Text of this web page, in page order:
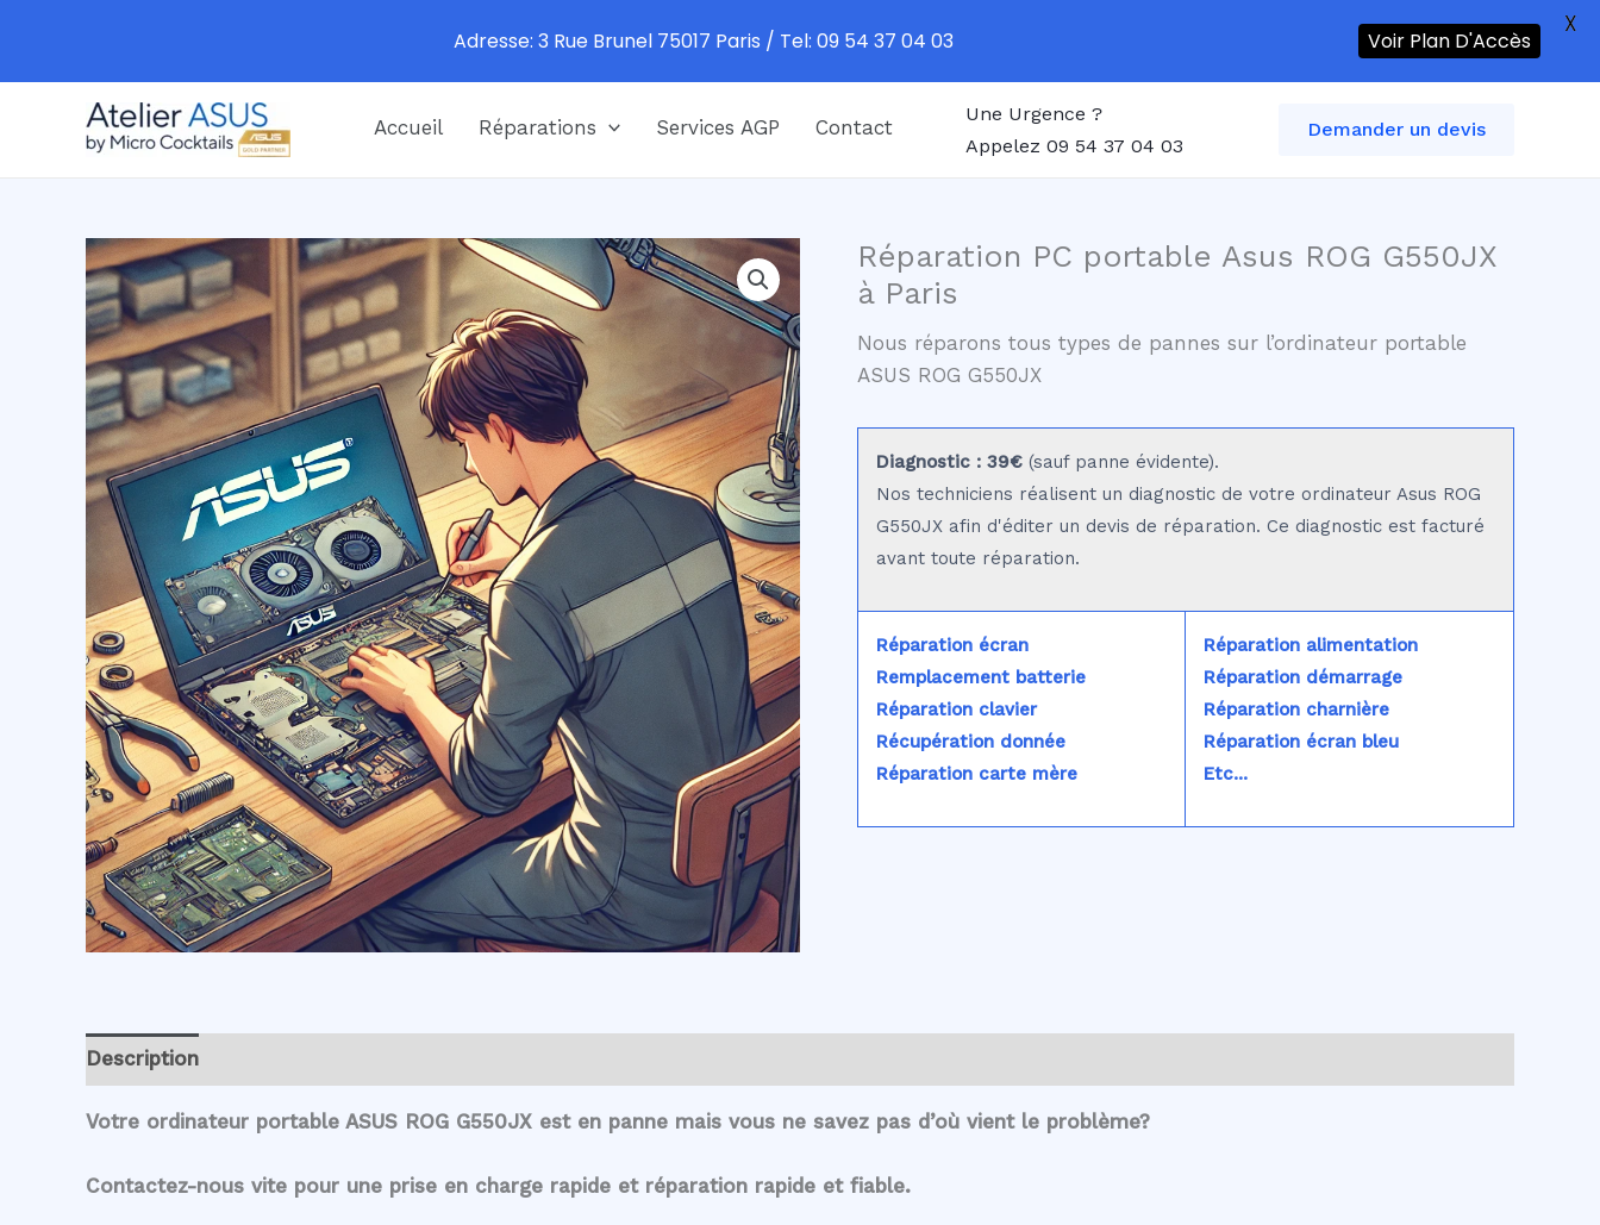
Accueil Réparations Services AGP Contact
Une Urgence ?
Appelez 09 54 37 04 03
Demander un devis
Réparation PC portable Asus ROG G550JX
à Paris
Nous réparons tous types de pannes sur l’ordinateur portable
ASUS ROG G550JX
Diagnostic : 39€ (sauf panne évidente).
Nos techniciens réalisent un diagnostic de votre ordinateur Asus ROG
G550JX afin d'éditer un devis de réparation. Ce diagnostic est facturé
avant toute réparation.
Réparation écran
Remplacement batterie
Réparation clavier
Récupération donnée
Réparation carte mère
Réparation alimentation
Réparation démarrage
Réparation charnière
Réparation écran bleu
Etc...
Description
Votre ordinateur portable ASUS ROG G550JX est en panne mais vous ne savez pas d’où vient le problème?
Contactez-nous vite pour une prise en charge rapide et réparation rapide et fiable.
Adresse: 3 Rue Brunel 75017 Paris / Tel: 09 54 37 04 03 Voir Plan D'Accès
X